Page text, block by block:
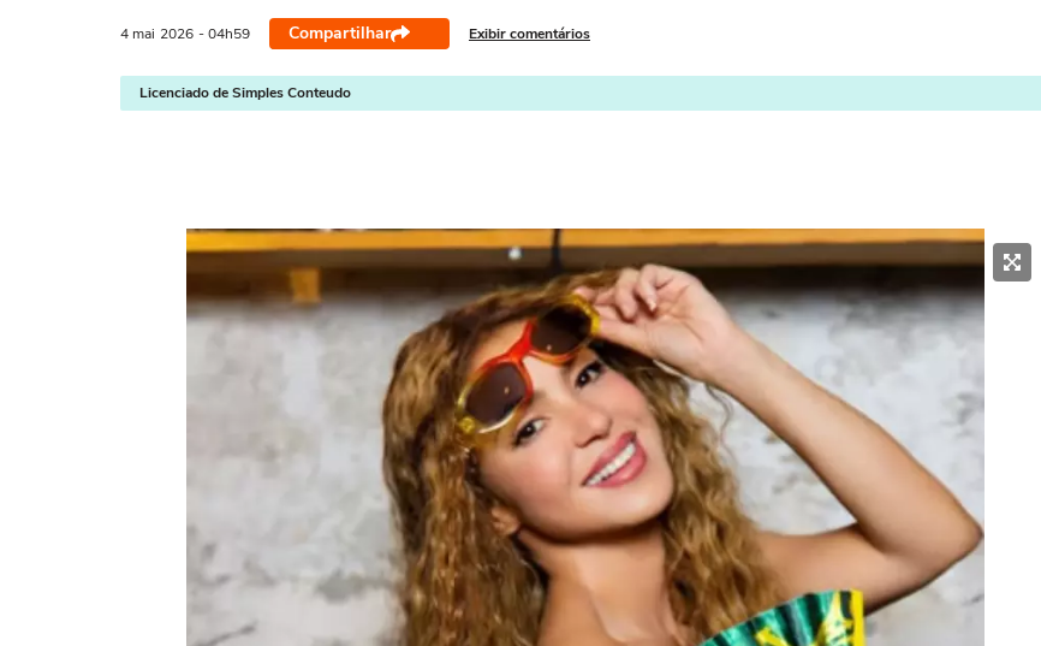
4 mai 2026 - 04h59 Compartilhar Exibir comentários
Licenciado de Simples Conteudo